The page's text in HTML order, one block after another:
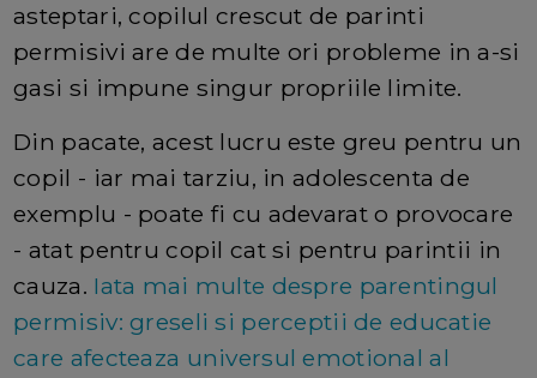
asteptari, copilul crescut de parinti
permisivi are de multe ori probleme in a-si
gasi si impune singur propriile limite.
Din pacate, acest lucru este greu pentru un
copil - iar mai tarziu, in adolescenta de
exemplu - poate fi cu adevarat o provocare
- atat pentru copil cat si pentru parintii in
cauza. Iata mai multe despre parentingul
permisiv: greseli si perceptii de educatie
care afecteaza universul emotional al